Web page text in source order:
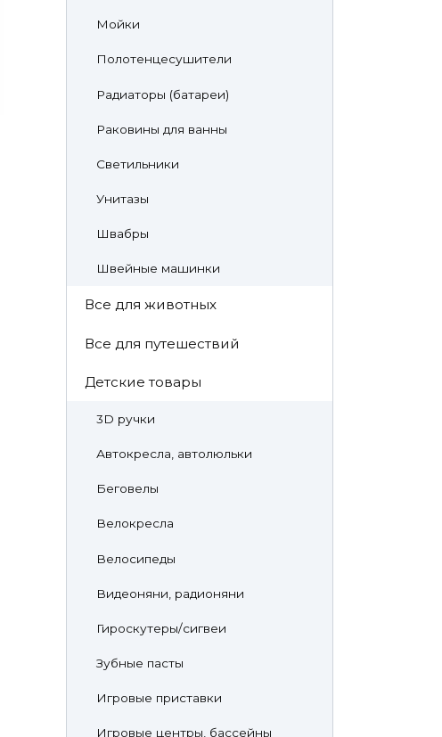
Мойки
Полотенцесушители
Радиаторы (батареи)
Раковины для ванны
Светильники
Унитазы
Швабры
Швейные машинки
Все для животных
Все для путешествий
Детские товары
3D ручки
Автокресла, автолюльки
Беговелы
Велокресла
Велосипеды
Видеоняни, радионяни
Гироскутеры/сигвеи
Зубные пасты
Игровые приставки
Игровые центры, бассейны